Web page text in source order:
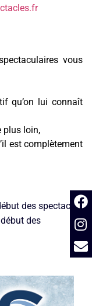
vous
qu’on lui connaît
plus loin,
est complètement
des spectacles
des